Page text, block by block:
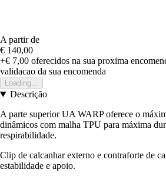
A partir de
€ 140,00
+€ 7,00 oferecidos na sua proxima
validacao da sua encomenda
Loading...
Descrição
A parte superior UA WARP oferece o
dinâmicos com malha TPU para máxima
respirabilidade.
Clip de calcanhar externo e contraforte de
estabilidade e apoio.